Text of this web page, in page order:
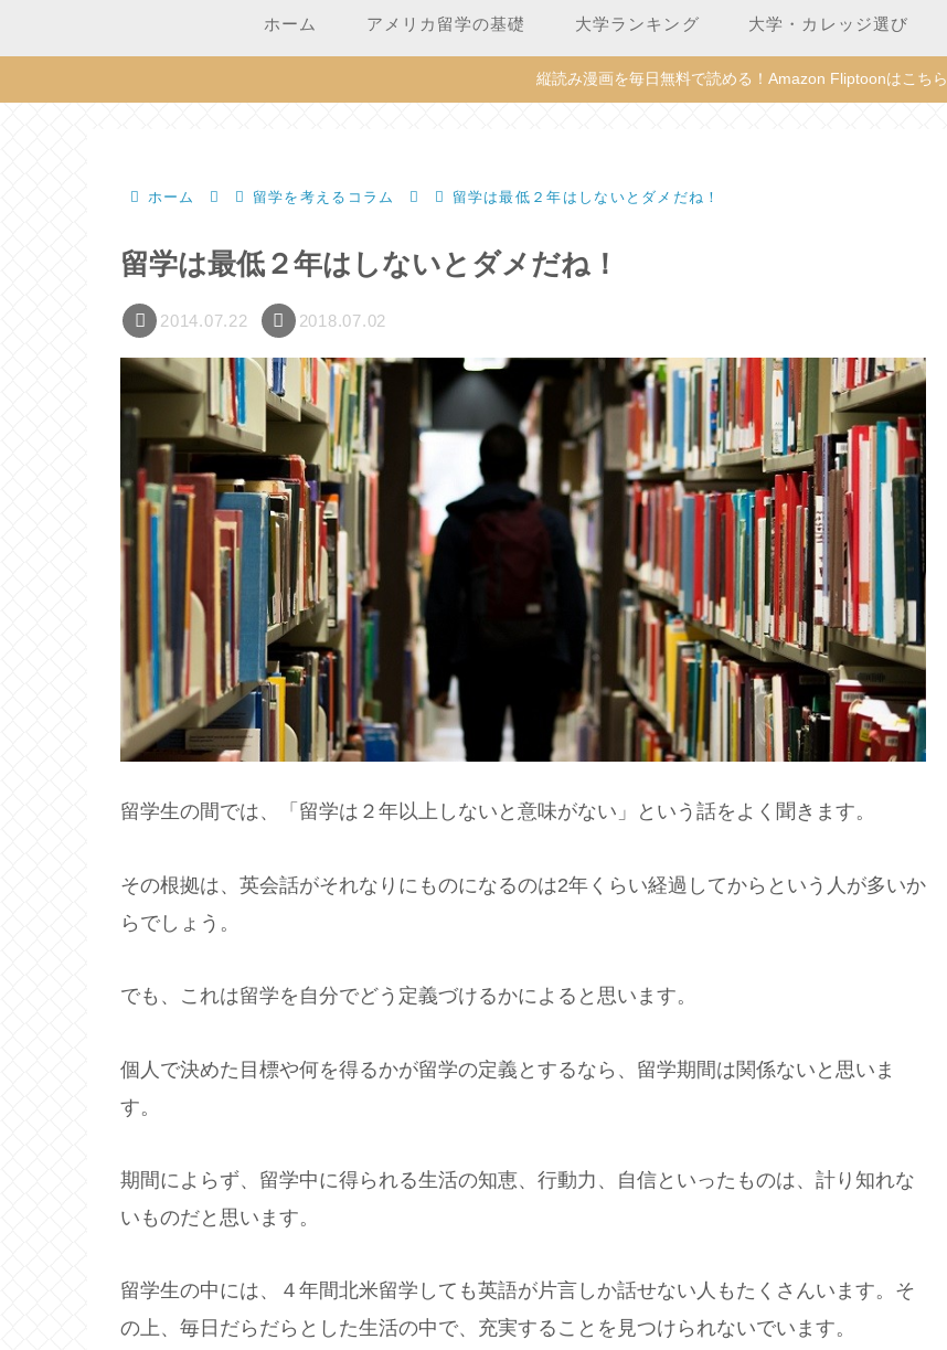
ホーム アメリカ留学の基礎 大学ランキング 大学・カレッジ選び
縦読み漫画を毎日無料で読める！Amazon Fliptoonはこちら
ホーム 留学を考えるコラム 留学は最低２年はしないとダメだね！
留学は最低２年はしないとダメだね！
2014.07.22 2018.07.02
留学生の間では、「留学は２年以上しないと意味がない」という話をよく聞きます。
その根拠は、英会話がそれなりにものになるのは2年くらい経過してからという人が多いか
らでしょう。
でも、これは留学を自分でどう定義づけるかによると思います。
個人で決めた目標や何を得るかが留学の定義とするなら、留学期間は関係ないと思いま
す。
期間によらず、留学中に得られる生活の知恵、行動力、自信といったものは、計り知れな
いものだと思います。
留学生の中には、４年間北米留学しても英語が片言しか話せない人もたくさんいます。そ
の上、毎日だらだらとした生活の中で、充実することを見つけられないでいます。